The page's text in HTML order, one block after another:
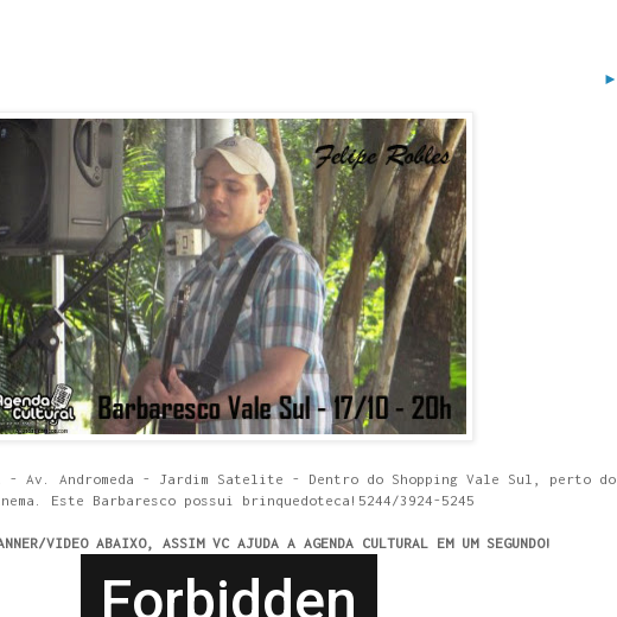
►
SUL - Av. Andromeda - Jardim Satelite - Dentro do Shopping Vale Sul, perto do
Este Barbaresco possui brinquedoteca!5244/3924-5245
VIDEO ABAIXO, ASSIM VC AJUDA A AGENDA CULTURAL EM UM SEGUNDO!